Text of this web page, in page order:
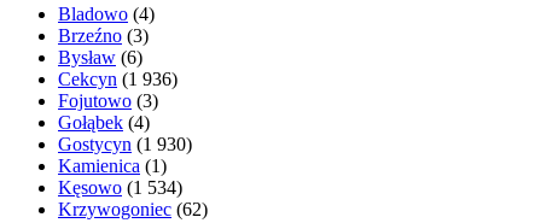
Bladowo (4)
Brzeźno (3)
Bysław (6)
Cekcyn (1 936)
Fojutowo (3)
Gołąbek (4)
Gostycyn (1 930)
Kamienica (1)
Kęsowo (1 534)
Krzywogoniec (62)